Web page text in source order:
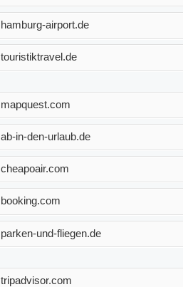
hamburg-airport.de
touristiktravel.de
mapquest.com
ab-in-den-urlaub.de
cheapoair.com
booking.com
parken-und-fliegen.de
tripadvisor.com